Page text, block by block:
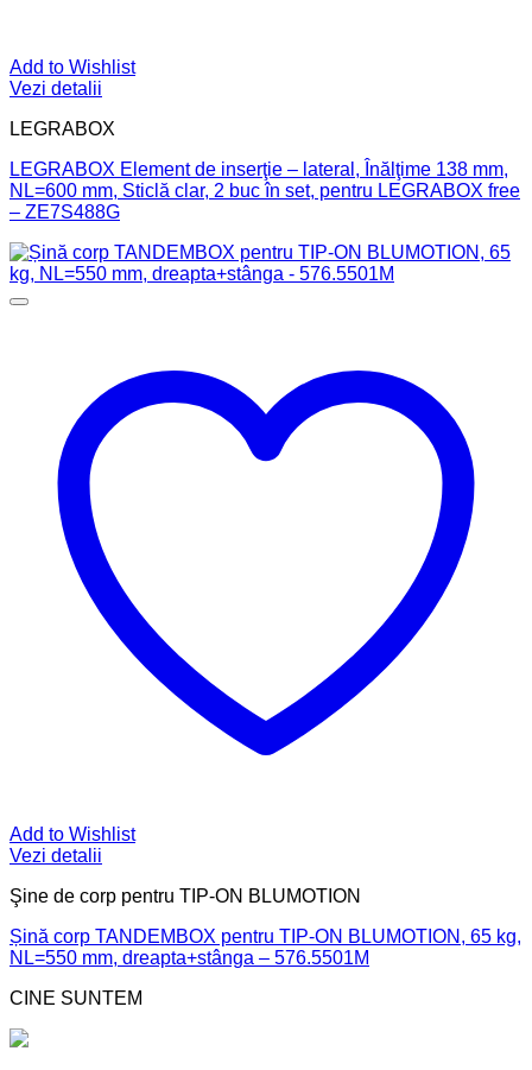
Add to Wishlist
Vezi detalii
LEGRABOX
LEGRABOX Element de inserţie – lateral, Înălţime 138 mm,
NL=600 mm, Sticlă clar, 2 buc în set, pentru LEGRABOX free
– ZE7S488G
Add to Wishlist
Vezi detalii
Şine de corp pentru TIP-ON BLUMOTION
Șină corp TANDEMBOX pentru TIP-ON BLUMOTION, 65 kg,
NL=550 mm, dreapta+stânga – 576.5501M
CINE SUNTEM